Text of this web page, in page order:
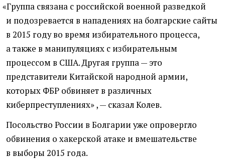
«Группа связана с российской военной разведкой
и подозревается в нападениях на болгарские сайты
в 2015 году во время избирательного процесса,
а также в манипуляциях с избирательным
процессом в США. Другая группа — это
представители Китайской народной армии,
которых ФБР обвиняет в различных
киберпреступлениях» , — сказал Колев.
Посольство России в Болгарии уже опровергло
обвинения о хакерской атаке и вмешательстве
в выборы 2015 года.